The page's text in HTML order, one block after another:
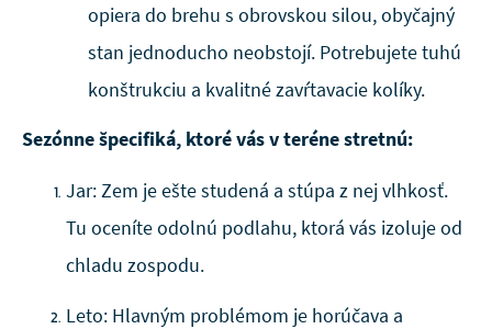
opiera do brehu s obrovskou silou, obyčajný
stan jednoducho neobstojí. Potrebujete tuhú
konštrukciu a kvalitné zavŕtavacie kolíky.
Sezónne špecifiká, ktoré vás v teréne stretnú:
Jar: Zem je ešte studená a stúpa z nej vlhkosť.
Tu oceníte odolnú podlahu, ktorá vás izoluje od
chladu zospodu.
Leto: Hlavným problémom je horúčava a